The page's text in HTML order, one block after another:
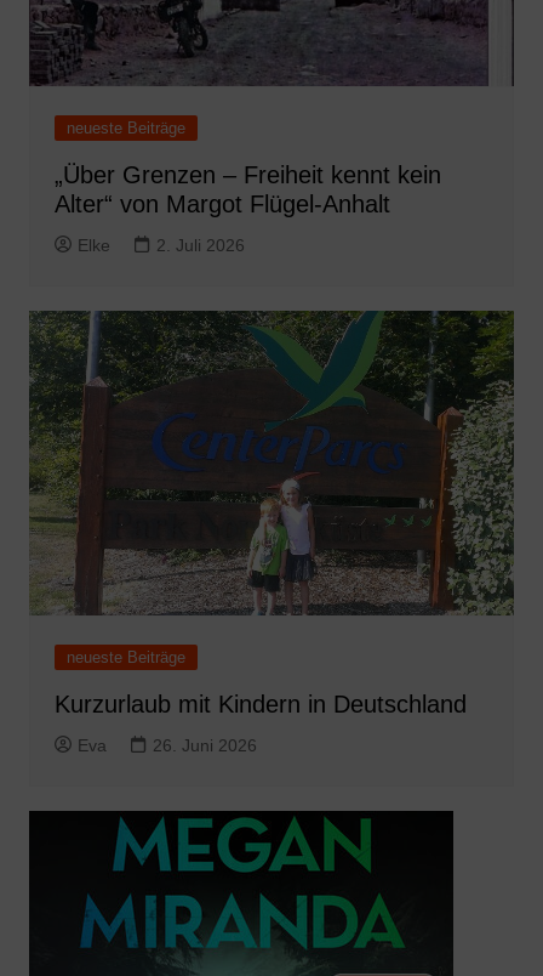
neueste Beiträge
„Über Grenzen – Freiheit kennt kein
Alter“ von Margot Flügel-Anhalt
Elke 2. Juli 2026
neueste Beiträge
Kurzurlaub mit Kindern in Deutschland
Eva 26. Juni 2026